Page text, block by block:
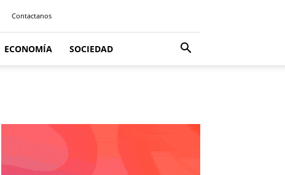
Contactanos
ECONOMÍA SOCIEDAD